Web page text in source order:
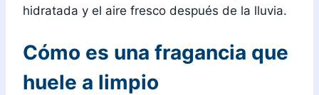
hidratada y el aire fresco después de la lluvia.
Cómo es una fragancia que
huele a limpio